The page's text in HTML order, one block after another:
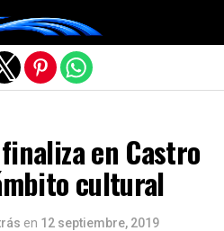
en Castro
cultural
en 12 septiembre, 2019
versión móvil